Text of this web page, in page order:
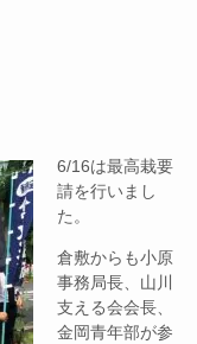
6/16は最高栽要
請を行いまし
た。
倉敷からも小原
事務局長、山川
支える会会長、
金岡青年部が参